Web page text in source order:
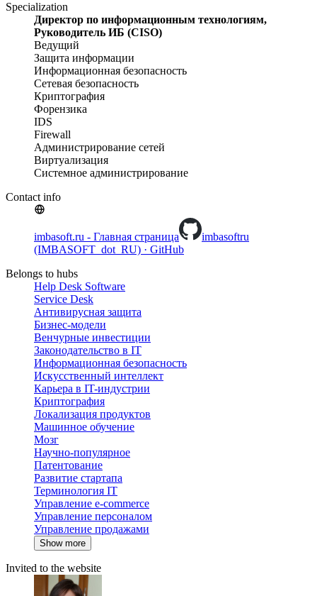
Specialization
Директор по информационным технологиям,
Руководитель ИБ (CISO)
Ведущий
Защита информации
Информационная безопасность
Сетевая безопасность
Криптография
Форензика
IDS
Firewall
Администрирование сетей
Виртуализация
Системное администрирование
Contact info
imbasoft.ru - Главная страница
imbasoftru
(IMBASOFT_dot_RU) · GitHub
Belongs to hubs
Help Desk Software
Service Desk
Антивирусная защита
Бизнес-модели
Венчурные инвестиции
Законодательство в IT
Информационная безопасность
Искусственный интеллект
Карьера в IT-индустрии
Криптография
Локализация продуктов
Машинное обучение
Мозг
Научно-популярное
Патентование
Развитие стартапа
Терминология IT
Управление e-commerce
Управление персоналом
Управление продажами
Show more
Invited to the website